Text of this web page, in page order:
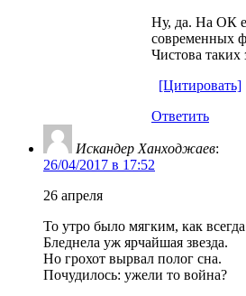
Ну, да. На ОК
современных
Чистова
[Цитировать]
Ответить
Искандер Ханходжаев:
26/04/2017 в 17:52
26 апреля
То утро было мягким, как
Бледнела уж ярчайшая звезда.
Но грохот вырвал полог сна.
Почудилось: ужели то война?